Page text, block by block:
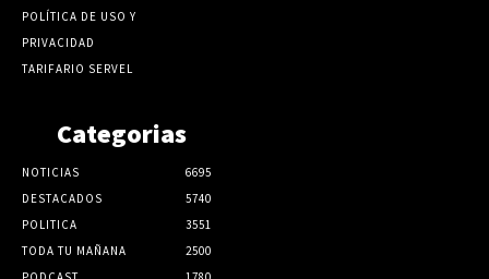
POLÍTICA DE USO Y
PRIVACIDAD
TARIFARIO SERVEL
Categorias
NOTICIAS
6695
DESTACADOS
5740
POLITICA
3551
TODA TU MAÑANA
2500